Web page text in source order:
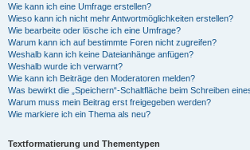
Wie kann ich eine Umfrage erstellen?
Wieso kann ich nicht mehr Antwortmöglichkeiten erstellen?
Wie bearbeite oder lösche ich eine Umfrage?
Warum kann ich auf bestimmte Foren nicht zugreifen?
Weshalb kann ich keine Dateianhänge anfügen?
Weshalb wurde ich verwarnt?
Wie kann ich Beiträge den Moderatoren melden?
Was bewirkt die „Speichern“-Schaltfläche beim Schreiben
Warum muss mein Beitrag erst freigegeben werden?
Wie markiere ich ein Thema als neu?
Textformatierung und Thementypen